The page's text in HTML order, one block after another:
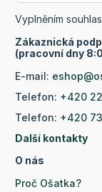
Vyplněním
Zákaznická
(pracovní dny
E-mail:
Telefon: +420
Telefon: +420
Další kontakty
O nás
Proč Ošatka?